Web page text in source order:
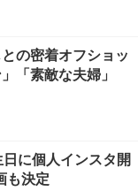
の密着オフショッ
「素敵な夫婦」
に個人インスタ開
も決定